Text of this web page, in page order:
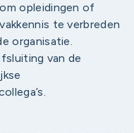
opleidingen of
te verbreden
organisatie.
van de